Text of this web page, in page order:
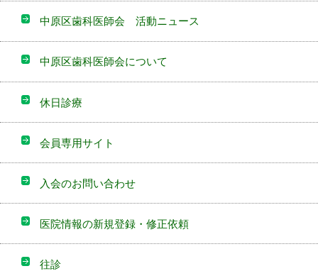
中原区歯科医師会 活動ニュース
中原区歯科医師会について
休日診療
会員専用サイト
入会のお問い合わせ
医院情報の新規登録・修正依頼
往診